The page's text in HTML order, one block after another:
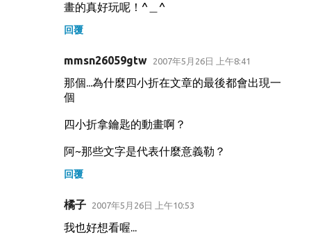
畫的真好玩呢！^＿^
回覆
mmsn26059gtw 2007年5月26日 上午8:41
那個...為什麼四小折在文章的最後都會出現一
個
四小折拿鑰匙的動畫啊？
阿~那些文字是代表什麼意義勒？
回覆
橘子 2007年5月26日 上午10:53
我也好想看喔...